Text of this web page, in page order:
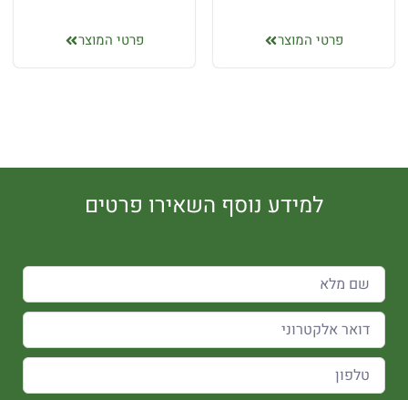
פרטי המוצר פרטי המוצר
למידע נוסף השאירו פרטים